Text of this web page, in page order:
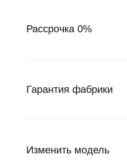
Рассрочка 0%
Гарантия фабрики
Изменить модель